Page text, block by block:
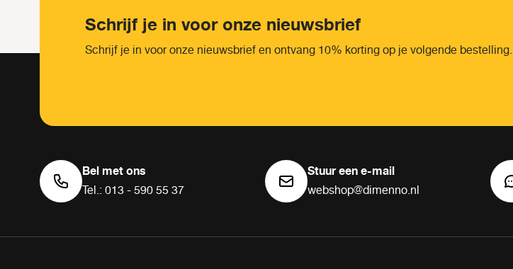
Schrijf je in voor onze nieuwsbrief
Schrijf je in voor onze nieuwsbrief en ontvang 10% korting op je volgende bestelling.
Bel met ons
Tel.: 013 - 590 55 37
Stuur een e-mail
webshop@dimenno.nl